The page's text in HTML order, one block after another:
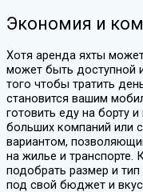
Экономия и
Хотя аренда яхты
может быть доступной
того чтобы тратить
становится вашим
готовить еду на борту
больших компаний или
вариантом,
на жилье и
подобрать размер и
под свой бюджет и